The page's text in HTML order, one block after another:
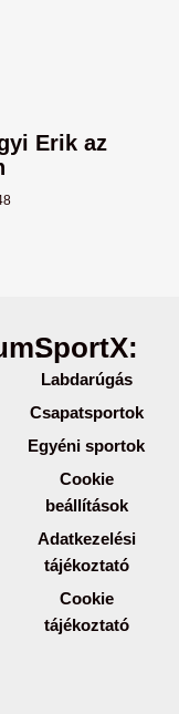
Erik az
SportX:
Labdarúgás
Csapatsportok
Egyéni sportok
Cookie
beállítások
Adatkezelési
tájékoztató
Cookie
tájékoztató